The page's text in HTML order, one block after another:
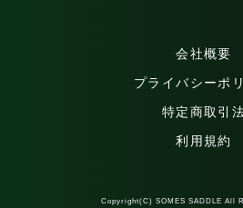
会社概要
プライバシーポ
特定商取引
利用規約
Copyright(C) SOMES SADDLE All